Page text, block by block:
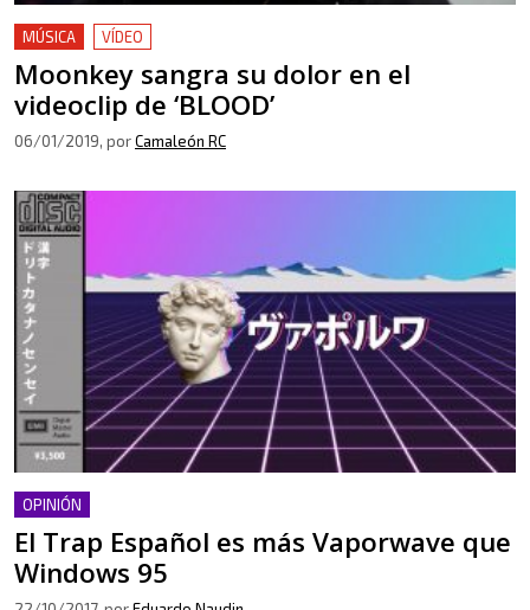
MÚSICA VÍDEO
Moonkey sangra su dolor en el
videoclip de ‘BLOOD’
06/01/2019, porCamaleón RC
OPINIÓN
El Trap Español es más Vaporwave que
Windows 95